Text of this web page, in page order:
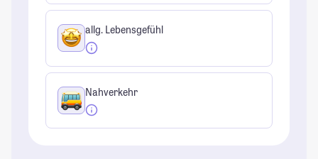
allg. Lebensgefühl
Nahverkehr